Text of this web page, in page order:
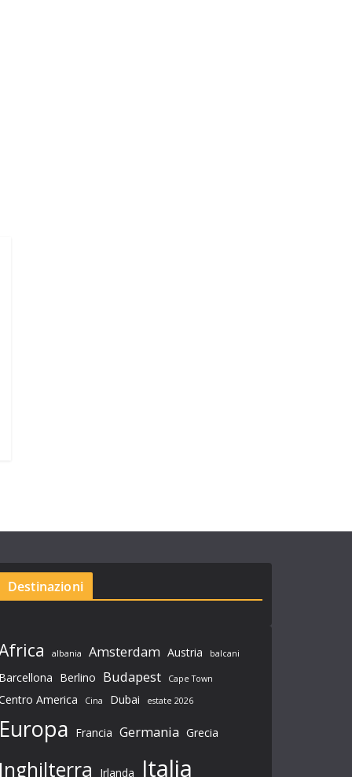
Destinazioni
albania Amsterdam Austria balcani
Barcellona Berlino Budapest Cape Town
America Cina Dubai estate 2026
Europa Francia Germania Grecia
Inghilterra Irlanda Italia